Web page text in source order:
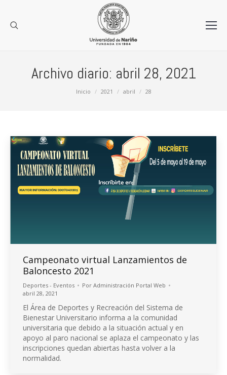
Archivo diario: abril 28, 2021
Inicio 2021 abril 28
Campeonato virtual Lanzamientos de
Baloncesto 2021
Deportes - Eventos Por Administración Portal Web
abril 28, 2021
El Área de Deportes y Recreación del Sistema de
Bienestar Universitario informa a la comunidad
universitaria que debido a la situación actual y en
apoyo al paro nacional se aplaza el campeonato y las
inscripciones quedan abiertas hasta volver a la
normalidad.